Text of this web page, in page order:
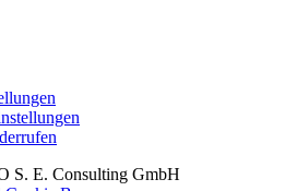
S. E. Consulting GmbH